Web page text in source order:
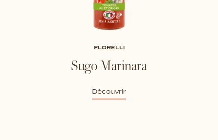
FLORELLI
Sugo Marinara
Découvrir